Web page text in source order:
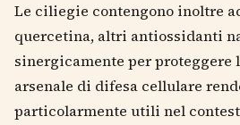
Le ciliegie contengono inoltre
quercetina, altri antiossidanti
sinergicamente per proteggere
arsenale di difesa cellulare
particolarmente utili nel